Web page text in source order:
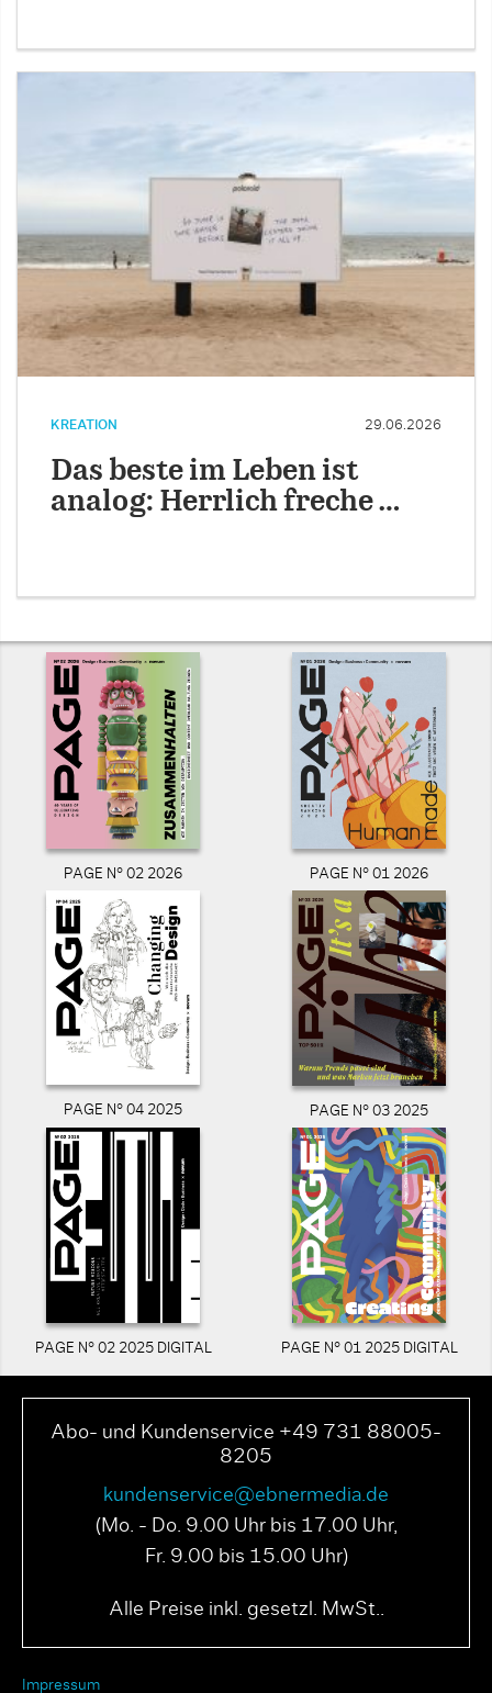
KREATION 29.06.2026
Das beste im Leben ist
analog: Herrlich freche …
PAGE N° 02 2026 PAGE N° 01 2026
PAGE N° 04 2025 PAGE N° 03 2025
PAGE N° 02 2025 DIGITAL PAGE N° 01 2025 DIGITAL
Abo- und Kundenservice +49 731 88005-
8205
kundenservice@ebnermedia.de
(Mo. - Do. 9.00 Uhr bis 17.00 Uhr,
Fr. 9.00 bis 15.00 Uhr)
Alle Preise inkl. gesetzl. MwSt..
Impressum